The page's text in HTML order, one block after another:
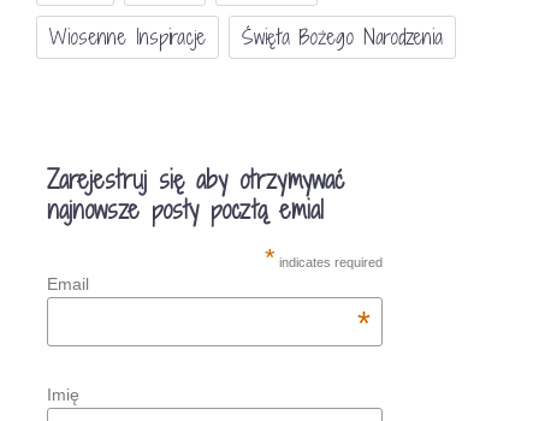
Wiosenne Inspiracje
Święta Bożego Narodzenia
Zarejestruj się aby otrzymywać
najnowsze posty pocztą emial
* indicates required
Email
*
Imię